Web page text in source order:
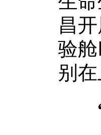
昌
验
别
“